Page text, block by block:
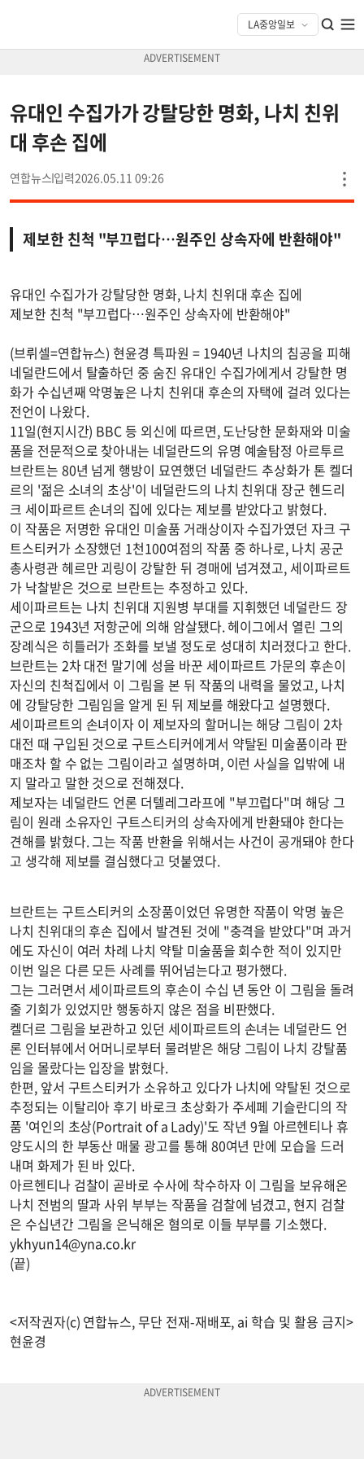
유대인 수집가가 강탈당한 명화, 나치 친위
대 후손 집에
연합뉴스 2026.05.11 09:26
제보한 친척 "부끄럽다…원주인 상속자에 반환해야"
유대인 수집가가 강탈당한 명화, 나치 친위대 후손 집에
제보한 친척 "부끄럽다…원주인 상속자에 반환해야"
(브뤼셀=연합뉴스) 현윤경 특파원 = 1940년 나치의 침공을 피해
네덜란드에서 탈출하던 중 숨진 유대인 수집가에게서 강탈한 명
화가 수십년째 악명높은 나치 친위대 후손의 자택에 걸려 있다는
전언이 나왔다.
11일(현지시간) BBC 등 외신에 따르면, 도난당한 문화재와 미술
품을 전문적으로 찾아내는 네덜란드의 유명 예술탐정 아르투르
브란트는 80년 넘게 행방이 묘연했던 네덜란드 추상화가 톤 켈더
르의 '젊은 소녀의 초상'이 네덜란드의 나치 친위대 장군 헨드리
크 세이파르트 손녀의 집에 있다는 제보를 받았다고 밝혔다.
이 작품은 저명한 유대인 미술품 거래상이자 수집가였던 자크 구
트스티커가 소장했던 1천100여점의 작품 중 하나로, 나치 공군
총사령관 헤르만 괴링이 강탈한 뒤 경매에 넘겨졌고, 세이파르트
가 낙찰받은 것으로 브란트는 추정하고 있다.
세이파르트는 나치 친위대 지원병 부대를 지휘했던 네덜란드 장
군으로 1943년 저항군에 의해 암살됐다. 헤이그에서 열린 그의
장례식은 히틀러가 조화를 보낼 정도로 성대히 치러졌다고 한다.
브란트는 2차 대전 말기에 성을 바꾼 세이파르트 가문의 후손이
자신의 친척집에서 이 그림을 본 뒤 작품의 내력을 물었고, 나치
에 강탈당한 그림임을 알게 된 뒤 제보를 해왔다고 설명했다.
세이파르트의 손녀이자 이 제보자의 할머니는 해당 그림이 2차
대전 때 구입된 것으로 구트스티커에게서 약탈된 미술품이라 판
매조차 할 수 없는 그림이라고 설명하며, 이런 사실을 입밖에 내
지 말라고 말한 것으로 전해졌다.
제보자는 네덜란드 언론 더텔레그라프에 "부끄럽다"며 해당 그
림이 원래 소유자인 구트스티커의 상속자에게 반환돼야 한다는
견해를 밝혔다. 그는 작품 반환을 위해서는 사건이 공개돼야 한다
고 생각해 제보를 결심했다고 덧붙였다.
브란트는 구트스티커의 소장품이었던 유명한 작품이 악명 높은
나치 친위대의 후손 집에서 발견된 것에 "충격을 받았다"며 과거
에도 자신이 여러 차례 나치 약탈 미술품을 회수한 적이 있지만
이번 일은 다른 모든 사례를 뛰어넘는다고 평가했다.
그는 그러면서 세이파르트의 후손이 수십 년 동안 이 그림을 돌려
줄 기회가 있었지만 행동하지 않은 점을 비판했다.
켈더르 그림을 보관하고 있던 세이파르트의 손녀는 네덜란드 언
론 인터뷰에서 어머니로부터 물려받은 해당 그림이 나치 강탈품
임을 몰랐다는 입장을 밝혔다.
한편, 앞서 구트스티커가 소유하고 있다가 나치에 약탈된 것으로
추정되는 이탈리아 후기 바로크 초상화가 주세페 기슬란디의 작
품 '여인의 초상(Portrait of a Lady)'도 작년 9월 아르헨티나 휴
양도시의 한 부동산 매물 광고를 통해 80여년 만에 모습을 드러
내며 화제가 된 바 있다.
아르헨티나 검찰이 곧바로 수사에 착수하자 이 그림을 보유해온
나치 전범의 딸과 사위 부부는 작품을 검찰에 넘겼고, 현지 검찰
은 수십년간 그림을 은닉해온 혐의로 이들 부부를 기소했다.
ykhyun14@yna.co.kr
(끝)
<저작권자(c) 연합뉴스, 무단 전재-재배포, ai 학습 및 활용 금지>
현윤경